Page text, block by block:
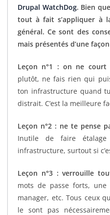
Drupal WatchDog. Bien
tout à fait s’appliquer à
général. Ce sont des
mais présentés d’une
Leçon n°1 : on ne court
plutôt, ne fais rien qui
ton infrastructure quand
distrait. C’est la meilleure
Leçon n°2 : ne te pense
Inutile de faire étalage
infrastructure, surtout si
Leçon n°3 : verrouille
mots de passe forts,
manager, etc. Tous ceux
le sont pas